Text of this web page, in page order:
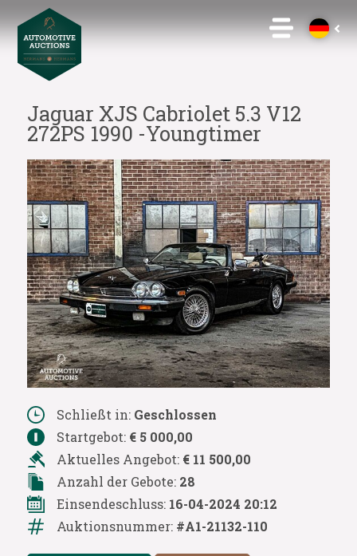
Jaguar XJS Cabriolet 5.3 V12
272PS 1990 -Youngtimer
Schließt in: Geschlossen
Startgebot: € 5 000,00
Aktuelles Angebot: € 11 500,00
Anzahl der Gebote: 28
Einsendeschluss: 16-04-2024 20:12
Auktionsnummer: #A1-21132-110